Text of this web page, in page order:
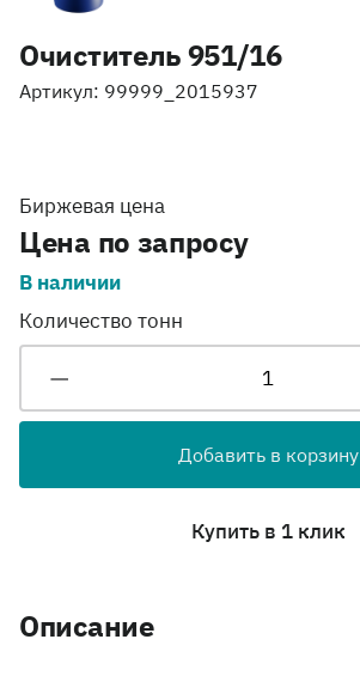
Очиститель 951/16
Артикул: 99999_2015937
Биржевая цена
Цена по запросу
В наличии
Количество тонн
Добавить в корзину
Купить в 1 клик
Описание